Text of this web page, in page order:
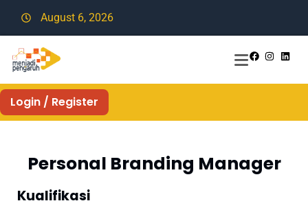
August 6, 2026
Login / Register
Personal Branding Manager
Kualifikasi